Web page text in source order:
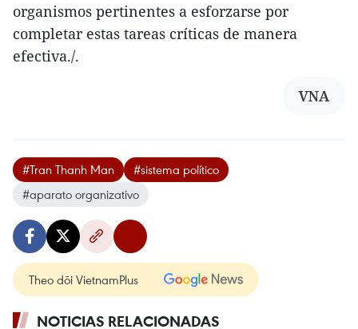
organismos pertinentes a esforzarse por
completar estas tareas críticas de manera
efectiva./.
VNA
#Tran Thanh Man
#sistema político
#aparato organizativo
Theo dõi VietnamPlus
NOTICIAS RELACIONADAS